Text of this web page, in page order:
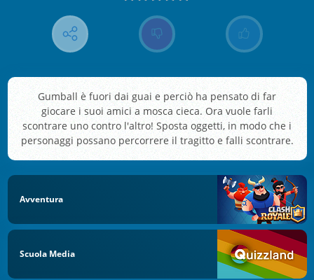
Gumball è fuori dai guai e perciò ha pensato di far
giocare i suoi amici a mosca cieca. Ora vuole farli
scontrare uno contro l'altro! Sposta oggetti, in modo che i
personaggi possano percorrere il tragitto e falli scontrare.
Avventura
Scuola Media